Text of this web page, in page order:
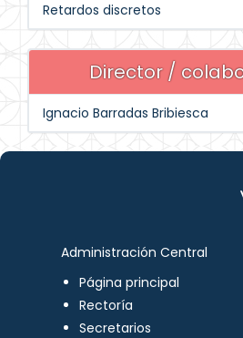
Retardos discretos
Director /
Ignacio Barradas Bribiesca
Administración Central
Página principal
Rectoría
Secretarios